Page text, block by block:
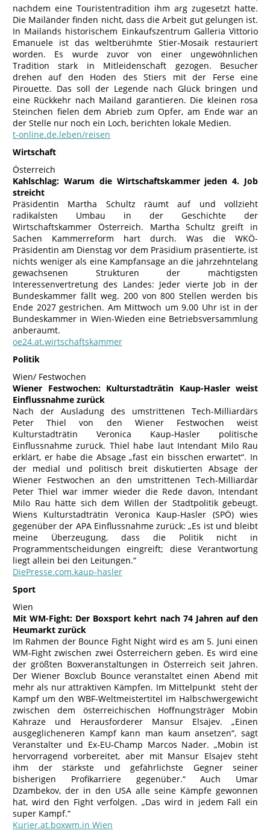
nachdem eine Touristentradition ihm arg zugesetzt hatte.
Die Mailänder finden nicht, dass die Arbeit gut gelungen ist.
In Mailands historischem Einkaufszentrum Galleria Vittorio
Emanuele ist das weltberühmte Stier-Mosaik restauriert
worden. Es wurde zuvor von einer ungewöhnlichen
Tradition stark in Mitleidenschaft gezogen. Besucher
drehen auf den Hoden des Stiers mit der Ferse eine
Pirouette. Das soll der Legende nach Glück bringen und
eine Rückkehr nach Mailand garantieren. Die kleinen rosa
Steinchen fielen dem Abrieb zum Opfer, am Ende war an
der Stelle nur noch ein Loch, berichten lokale Medien.
t-online.de.leben/reisen
Wirtschaft
Österreich
Kahlschlag: Warum die Wirtschaftskammer jeden 4. Job
streicht
Präsidentin Martha Schultz räumt auf und vollzieht
radikalsten Umbau in der Geschichte der
Wirtschaftskammer Österreich. Martha Schultz greift in
Sachen Kammerreform hart durch. Was die WKÖ-
Präsidentin am Dienstag vor dem Präsidium präsentierte, ist
nichts weniger als eine Kampfansage an die jahrzehntelang
gewachsenen Strukturen der mächtigsten
Interessenvertretung des Landes: Jeder vierte Job in der
Bundeskammer fällt weg. 200 von 800 Stellen werden bis
Ende 2027 gestrichen. Am Mittwoch um 9.00 Uhr ist in der
Bundeskammer in Wien-Wieden eine Betriebsversammlung
anberaumt.
oe24.at.wirtschaftskammer
Politik
Wien/ Festwochen
Wiener Festwochen: Kulturstadträtin Kaup-Hasler weist
Einflussnahme zurück
Nach der Ausladung des umstrittenen Tech-Milliardärs
Peter Thiel von den Wiener Festwochen weist
Kulturstadträtin Veronica Kaup-Hasler politische
Einflussnahme zurück. Thiel habe laut Intendant Milo Rau
erklärt, er habe die Absage „fast ein bisschen erwartet“. In
der medial und politisch breit diskutierten Absage der
Wiener Festwochen an den umstrittenen Tech-Milliardär
Peter Thiel war immer wieder die Rede davon, Intendant
Milo Rau hätte sich dem Willen der Stadtpolitik gebeugt.
Wiens Kulturstadträtin Veronica Kaup-Hasler (SPÖ) wies
gegenüber der APA Einflussnahme zurück: „Es ist und bleibt
meine Überzeugung, dass die Politik nicht in
Programmentscheidungen eingreift; diese Verantwortung
liegt allein bei den Leitungen.“
DiePresse.com.kaup-hasler
Sport
Wien
Mit WM-Fight: Der Boxsport kehrt nach 74 Jahren auf den
Heumarkt zurück
Im Rahmen der Bounce Fight Night wird es am 5. Juni einen
WM-Fight zwischen zwei Österreichern geben. Es wird eine
der größten Boxveranstaltungen in Österreich seit Jahren.
Der Wiener Boxclub Bounce veranstaltet einen Abend mit
mehr als nur attraktiven Kämpfen. Im Mittelpunkt steht der
Kampf um den WBF-Weltmeistertitel im Halbschwergewicht
zwischen dem österreichischen Hoffnungsträger Mobin
Kahraze und Herausforderer Mansur Elsajev. „Einen
ausgeglicheneren Kampf kann man kaum ansetzen“, sagt
Veranstalter und Ex-EU-Champ Marcos Nader. „Mobin ist
hervorragend vorbereitet, aber mit Mansur Elsajev steht
ihm der stärkste und gefährlichste Gegner seiner
bisherigen Profikarriere gegenüber.“ Auch Umar
Dzambekov, der in den USA alle seine Kämpfe gewonnen
hat, wird den Fight verfolgen. „Das wird in jedem Fall ein
super Kampf.“
Kurier.at.boxwm.in Wien